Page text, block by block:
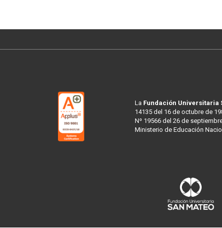
La Fundación Universitaria
14135 del 16 de octubre de
Nº 19566 del 26 de
Ministerio de Educación